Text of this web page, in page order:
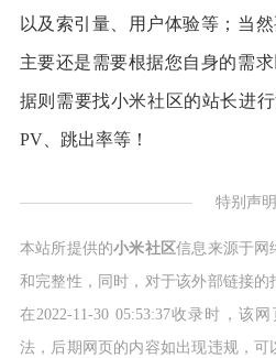
以及索引量、用户体验等；当
主要还是需要根据您自身的需
据则需要找小米社区的站长进
PV、跳出率等！
特别声明
本站所提供的小米社区信息来源于网
和完整性，同时，对于该外部链接的
在2022-11-30 05:53:37收录时，该
法，后期网页的内容如出现违规，可